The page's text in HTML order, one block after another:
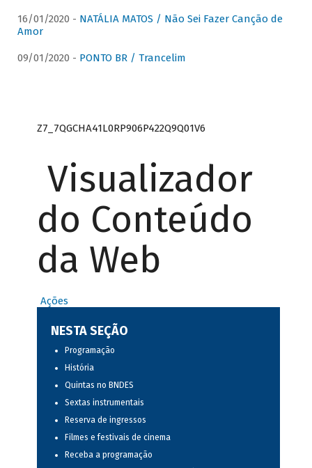
16/01/2020 - NATÁLIA MATOS / Não Sei Fazer Canção de
Amor
09/01/2020 - PONTO BR / Trancelim
Z7_7QGCHA41L0RP906P422Q9Q01V6
Visualizador
do Conteúdo
da Web
Ações
NESTA SEÇÃO
Programação
História
Quintas no BNDES
Sextas instrumentais
Reserva de ingressos
Filmes e festivais de cinema
Receba a programação